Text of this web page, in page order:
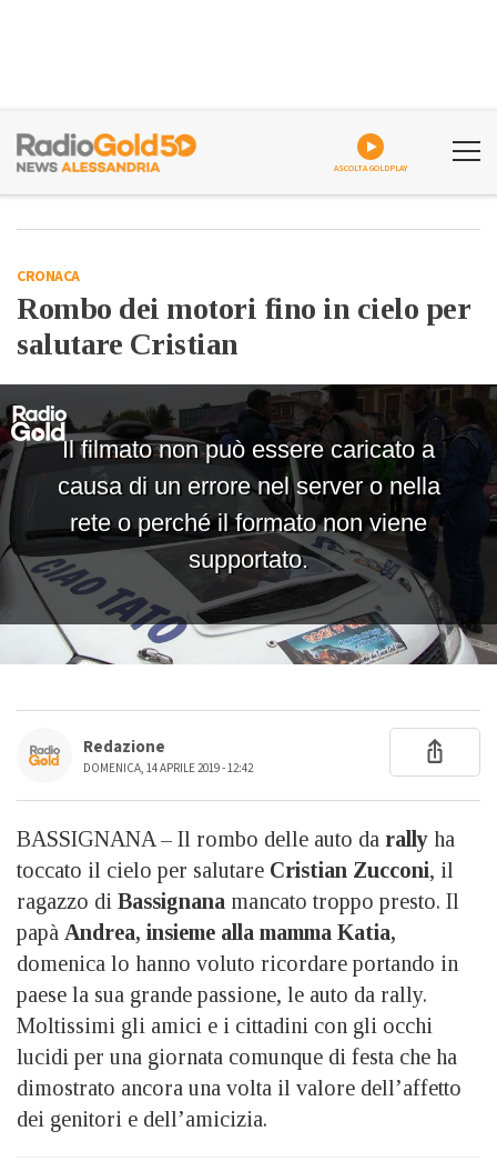
ASCOLTA GOLDPLAY
CRONACA
Rombo dei motori fino in cielo per
salutare Cristian
Redazione
DOMENICA, 14 APRILE 2019 - 12:42
BASSIGNANA – Il rombo delle auto da rally ha
toccato il cielo per salutare Cristian Zucconi, il
ragazzo di Bassignana mancato troppo presto. Il
papà Andrea, insieme alla mamma Katia,
domenica lo hanno voluto ricordare portando in
paese la sua grande passione, le auto da rally.
Moltissimi gli amici e i cittadini con gli occhi
lucidi per una giornata comunque di festa che ha
dimostrato ancora una volta il valore dell’affetto
dei genitori e dell’amicizia.